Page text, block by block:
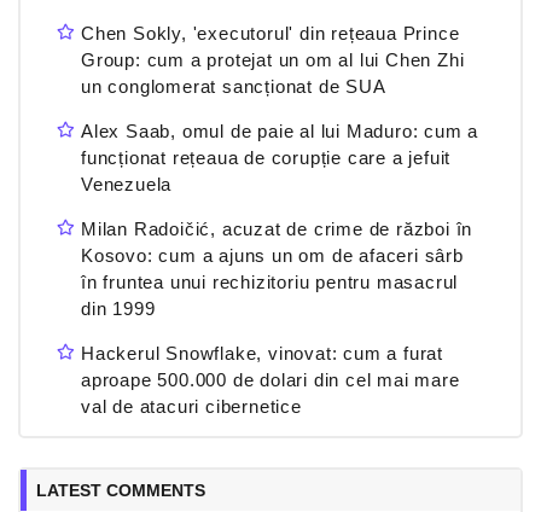
Chen Sokly, 'executorul' din rețeaua Prince
Group: cum a protejat un om al lui Chen Zhi
un conglomerat sancționat de SUA
Alex Saab, omul de paie al lui Maduro: cum a
funcționat rețeaua de corupție care a jefuit
Venezuela
Milan Radoičić, acuzat de crime de război în
Kosovo: cum a ajuns un om de afaceri sârb
în fruntea unui rechizitoriu pentru masacrul
din 1999
Hackerul Snowflake, vinovat: cum a furat
aproape 500.000 de dolari din cel mai mare
val de atacuri cibernetice
LATEST COMMENTS